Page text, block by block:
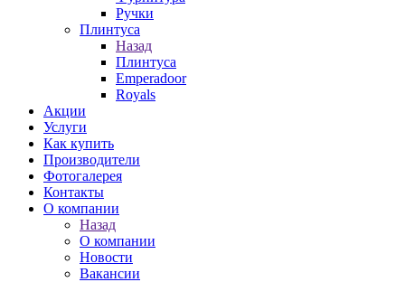
Ручки
Плинтуса
Назад
Плинтуса
Emperadoor
Royals
Акции
Услуги
Как купить
Производители
Фотогалерея
Контакты
О компании
Назад
О компании
Новости
Вакансии